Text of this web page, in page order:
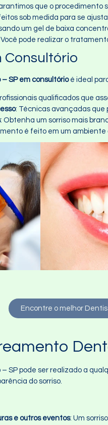
que o procedimento
sob medida para se
um gel de baixa
Você pode realizar o
Consultório
SP em consultórioé ideal
qualificados que
: Técnicas avançadas que
: Obtenha um sorriso mais
é feito em um
Encontre o melhor
SP pode ser realizado a
do sorriso.
e outros eventos: Um